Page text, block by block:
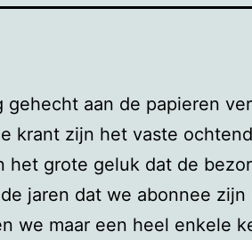
gehecht aan de papieren
krant zijn het vaste
het grote geluk dat de
jaren dat we abonnee
we maar een heel enkele